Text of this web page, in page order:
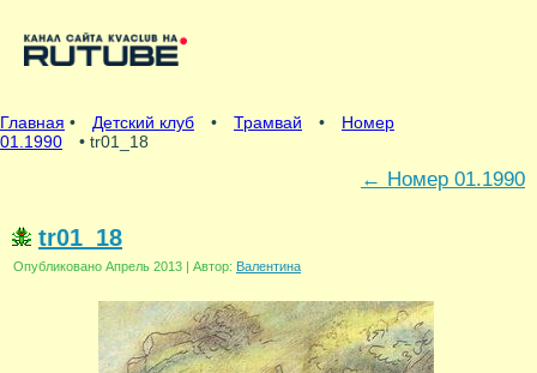
Главная • Детский клуб • Трамвай •
Номер
01.1990
• tr01_18
← Номер 01.1990
tr01_18
Опубликовано Апрель 2013 | Автор: Валентина